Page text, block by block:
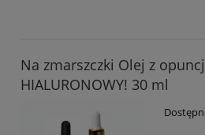
Na zmarszczki Olej z
HIALURONOWY! 30 ml